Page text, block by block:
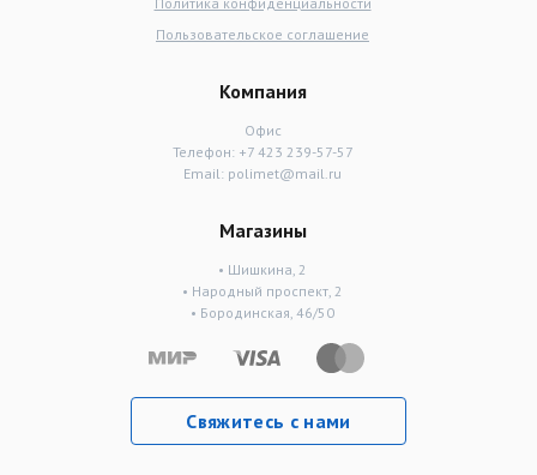
Пользовательское соглашение
Компания
Офис
Телефон: +7 423 239-57-57
Email: polimet@mail.ru
Магазины
• Шишкина, 2
• Народный проспект, 2
• Бородинская, 46/50
Свяжитесь с нами